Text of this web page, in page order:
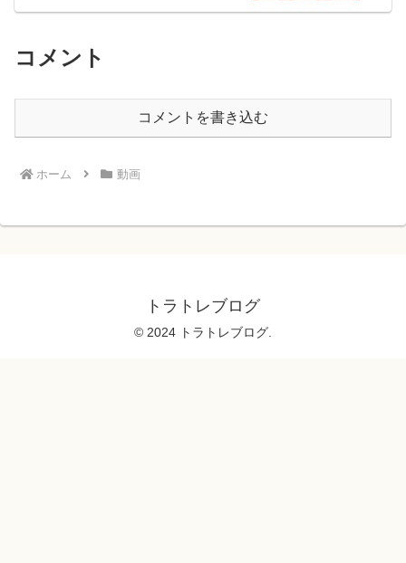
コメント
コメントを書き込む
ホーム 動画
トラトレブログ
© 2024 トラトレブログ.